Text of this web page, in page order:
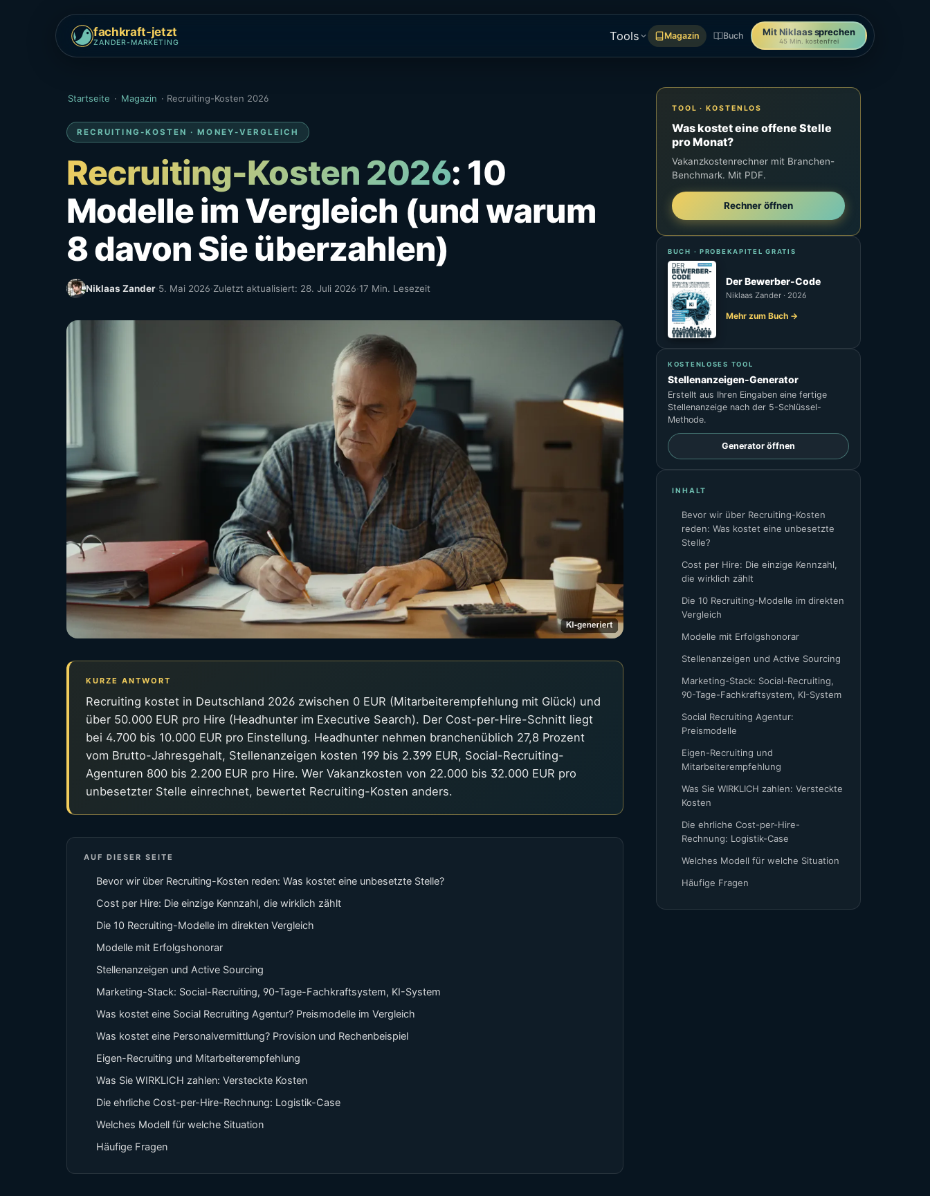
fachkraft-jetzt
ZANDER-MARKETING Tools Magazin Buch Mit Niklaas sprechen
45 Min. kostenfrei
Startseite · Magazin · Recruiting-Kosten 2026
RECRUITING-KOSTEN · MONEY-VERGLEICH
Recruiting-Kosten 2026: 10
Modelle im Vergleich (und warum
8 davon Sie überzahlen)
Niklaas Zander·5. Mai 2026·Zuletzt aktualisiert: 28. Juli 2026·17 Min. Lesezeit
KURZE ANTWORT
Recruiting kostet in Deutschland 2026 zwischen 0 EUR (Mitarbeiterempfehlung mit Glück) und
über 50.000 EUR pro Hire (Headhunter im Executive Search). Der Cost-per-Hire-Schnitt liegt
bei 4.700 bis 10.000 EUR pro Einstellung. Headhunter nehmen branchenüblich 27,8 Prozent
vom Brutto-Jahresgehalt, Stellenanzeigen kosten 199 bis 2.399 EUR, Social-Recruiting-
Agenturen 800 bis 2.200 EUR pro Hire. Wer Vakanzkosten von 22.000 bis 32.000 EUR pro
unbesetzter Stelle einrechnet, bewertet Recruiting-Kosten anders.
AUF DIESER SEITE
Bevor wir über Recruiting-Kosten reden: Was kostet eine unbesetzte Stelle?
Cost per Hire: Die einzige Kennzahl, die wirklich zählt
Die 10 Recruiting-Modelle im direkten Vergleich
Modelle mit Erfolgshonorar
Stellenanzeigen und Active Sourcing
Marketing-Stack: Social-Recruiting, 90-Tage-Fachkraftsystem, KI-System
Was kostet eine Social Recruiting Agentur? Preismodelle im Vergleich
Was kostet eine Personalvermittlung? Provision und Rechenbeispiel
Eigen-Recruiting und Mitarbeiterempfehlung
Was Sie WIRKLICH zahlen: Versteckte Kosten
Die ehrliche Cost-per-Hire-Rechnung: Logistik-Case
Welches Modell für welche Situation
Häufige Fragen
TOOL · KOSTENLOS
Was kostet eine offene Stelle
pro Monat?
Vakanzkostenrechner mit Branchen-
Benchmark. Mit PDF.
Rechner öffnen
BUCH · PROBEKAPITEL GRATIS
Der Bewerber-Code
Niklaas Zander · 2026
Mehr zum Buch →
KOSTENLOSES TOOL
Stellenanzeigen-Generator
Erstellt aus Ihren Eingaben eine fertige
Stellenanzeige nach der 5-Schlüssel-
Methode.
Generator öffnen
INHALT
Bevor wir über Recruiting-Kosten
reden: Was kostet eine unbesetzte
Stelle?
Cost per Hire: Die einzige Kennzahl,
die wirklich zählt
Die 10 Recruiting-Modelle im direkten
Vergleich
Modelle mit Erfolgshonorar
Stellenanzeigen und Active Sourcing
Marketing-Stack: Social-Recruiting,
90-Tage-Fachkraftsystem, KI-System
Social Recruiting Agentur:
Preismodelle
Eigen-Recruiting und
Mitarbeiterempfehlung
Was Sie WIRKLICH zahlen: Versteckte
Kosten
Die ehrliche Cost-per-Hire-
Rechnung: Logistik-Case
Welches Modell für welche Situation
Häufige Fragen